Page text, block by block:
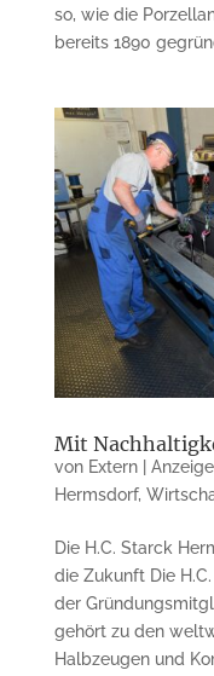
so, wie die
bereits 1890
Mit
von Extern | Anzeige
Hermsdorf,
Die H.C. Starck
die Zukunft Die
der
gehört zu den
Halbzeugen und